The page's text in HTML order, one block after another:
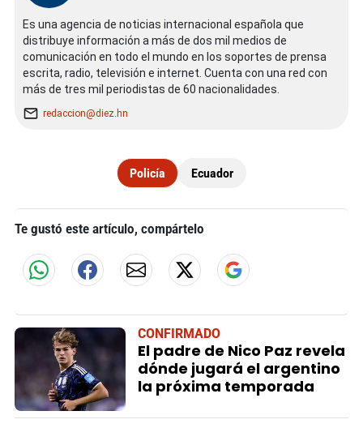
Es una agencia de noticias internacional española que
distribuye información a más de dos mil medios de
comunicación en todo el mundo en los soportes de prensa
escrita, radio, televisión e internet. Cuenta con una red con
más de tres mil periodistas de 60 nacionalidades.
redaccion@diez.hn
Policía Ecuador
Te gustó este artículo, compártelo
CONFIRMADO
El padre de Nico Paz revela
dónde jugará el argentino
la próxima temporada